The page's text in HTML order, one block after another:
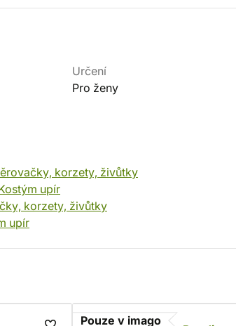
Určení
Pro ženy
korzety, živůtky
upír
korzety, živůtky
upír
Pouze v imago